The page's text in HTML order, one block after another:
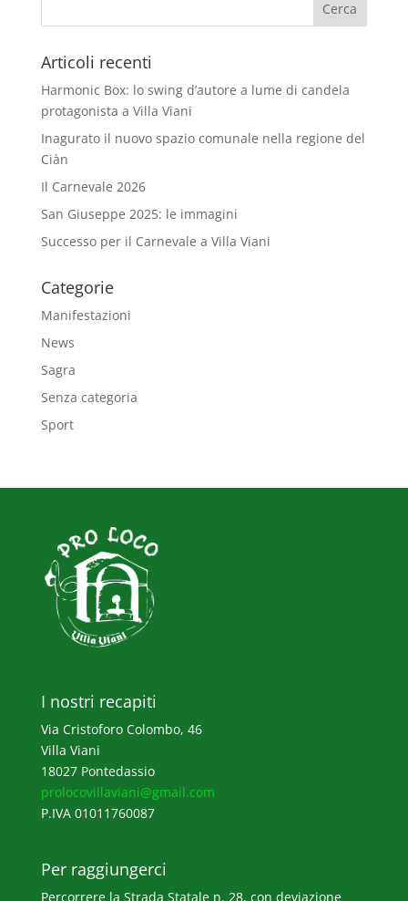
Articoli recenti
Harmonic Box: lo swing d’autore a lume di candela
protagonista a Villa Viani
Inagurato il nuovo spazio comunale nella regione del
Ciàn
Il Carnevale 2026
San Giuseppe 2025: le immagini
Successo per il Carnevale a Villa Viani
Categorie
Manifestazioni
News
Sagra
Senza categoria
Sport
I nostri recapiti
Via Cristoforo Colombo, 46
Villa Viani
18027 Pontedassio
prolocovillaviani@gmail.com
P.IVA 01011760087
Per raggiungerci
Percorrere la Strada Statale n. 28, con deviazione